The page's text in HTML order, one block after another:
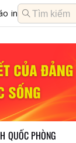
in
QUỐC PHÒNG